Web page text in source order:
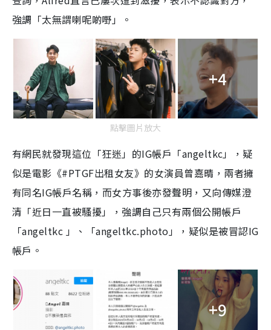
強調「太無謂喇呢啲嘢」。
+4
點擊圖片放大
有網民就發現這位「狂迷」的IG帳戶「angeltkc」，疑
似是電影《#PTGF出租女友》的女演員曾嘉晴，兩者擁
有同名IG帳戶名稱，而女方事後亦發聲明，又向傳媒澄
清「近日一直被騷擾」，強調自己只有兩個公開帳戶
「angeltkc 」、「angeltkc.photo」，疑似是被冒認IG
帳戶。
+9